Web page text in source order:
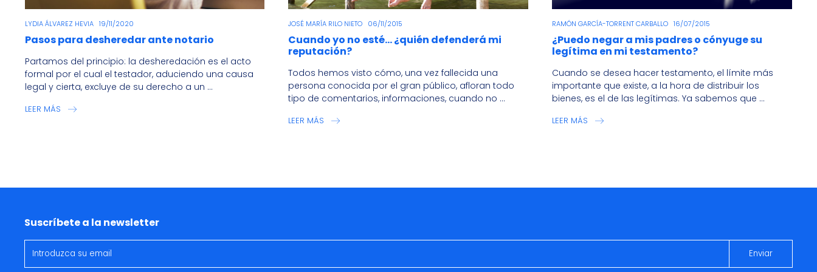
LYDIA ÁLVAREZ HEVIA 19/11/2020
Pasos para desheredar ante notario
Partamos del principio: la desheredación es el acto
formal por el cual el testador, aduciendo una causa
legal y cierta, excluye de su derecho a un ...
LEER MÁS
JOSÉ MARÍA RILO NIETO 06/11/2015
Cuando yo no esté… ¿quién defenderá mi
reputación?
Todos hemos visto cómo, una vez fallecida una
persona conocida por el gran público, afloran todo
tipo de comentarios, informaciones, cuando no ...
LEER MÁS
RAMÓN GARCÍA-TORRENT CARBALLO 16/07/2015
¿Puedo negar a mis padres o cónyuge su
legítima en mi testamento?
Cuando se desea hacer testamento, el límite más
importante que existe, a la hora de distribuir los
bienes, es el de las legítimas. Ya sabemos que ...
LEER MÁS
Suscríbete a la newsletter